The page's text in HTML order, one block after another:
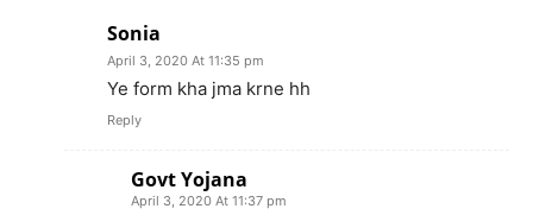
Sonia
April 3, 2020 At 11:35 pm
Ye form kha jma krne hh
Reply
Govt Yojana
April 3, 2020 At 11:37 pm